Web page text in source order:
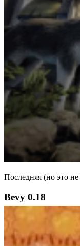
Последняя (но это
Bevy 0.18